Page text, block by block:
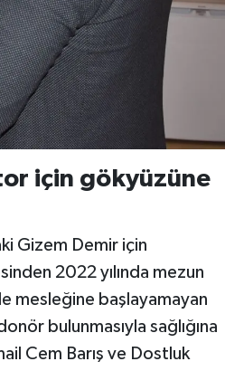
için gökyüzüne
Gizem Demir için
2022 yılında mezun
mesleğine başlayamayan
bulunmasıyla sağlığına
Cem Barış ve Dostluk